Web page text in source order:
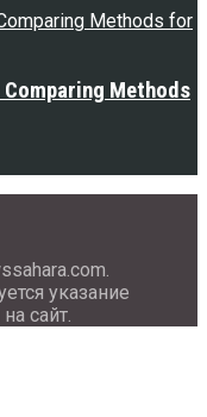
Methods
указание
сайт.